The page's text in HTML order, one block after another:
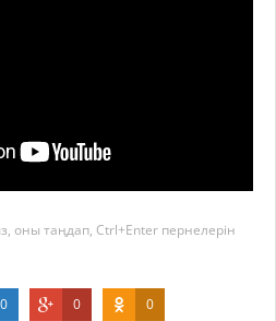
оны таңдап, Ctrl+Enter пернелерін
0 0 0